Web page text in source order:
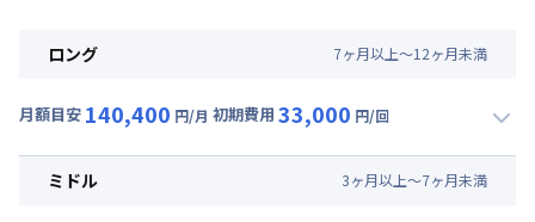
ロング 7ヶ月以上～12ヶ月未満
月額目安 140,400 円/月 初期費用 33,000 円/回
月額賃料目安(30日利用)
ミドル 3ヶ月以上～7ヶ月未満